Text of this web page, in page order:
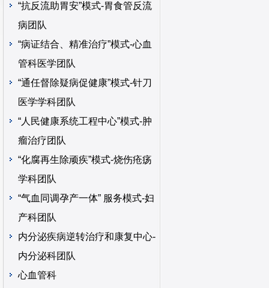
“抗反流助胃安”模式-胃食管反流
病团队
“病证结合、精准治疗”模式-心血
管科医学团队
“通任督除疑病促健康”模式-针刀
医学学科团队
“人民健康系统工程中心”模式-肿
瘤治疗团队
“化腐再生除顽疾”模式-烧伤疮疡
学科团队
“气血同调孕产一体” 服务模式-妇
产科团队
内分泌疾病逆转治疗和康复中心-
内分泌科团队
心血管科